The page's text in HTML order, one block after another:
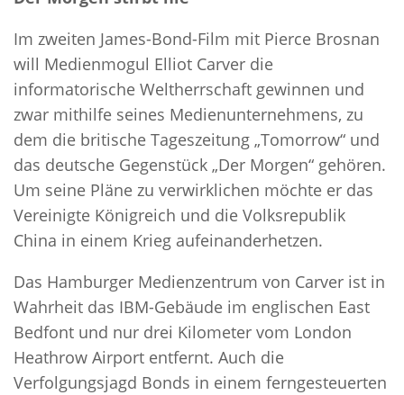
Im zweiten James-Bond-Film mit Pierce Brosnan
will Medienmogul Elliot Carver die
informatorische Weltherrschaft gewinnen und
zwar mithilfe seines Medienunternehmens, zu
dem die britische Tageszeitung „Tomorrow“ und
das deutsche Gegenstück „Der Morgen“ gehören.
Um seine Pläne zu verwirklichen möchte er das
Vereinigte Königreich und die Volksrepublik
China in einem Krieg aufeinanderhetzen.
Das Hamburger Medienzentrum von Carver ist in
Wahrheit das IBM-Gebäude im englischen East
Bedfont und nur drei Kilometer vom London
Heathrow Airport entfernt. Auch die
Verfolgungsjagd Bonds in einem ferngesteuerten